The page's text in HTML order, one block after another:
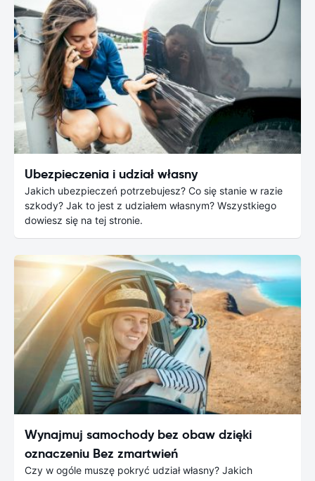
Ubezpieczenia i udział własny
Jakich ubezpieczeń potrzebujesz? Co się stanie w razie
szkody? Jak to jest z udziałem własnym? Wszystkiego
dowiesz się na tej stronie.
Wynajmuj samochody bez obaw dzięki
oznaczeniu Bez zmartwień
Czy w ogóle muszę pokryć udział własny? Jakich